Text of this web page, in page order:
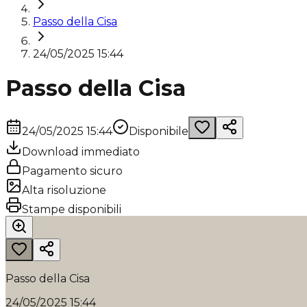
Passo della Cisa
24/05/2025 15:44
Passo della Cisa
24/05/2025 15:44
Disponibile
Download immediato
Pagamento sicuro
Alta risoluzione
Stampe disponibili
Passo della Cisa
24/05/2025 15:44